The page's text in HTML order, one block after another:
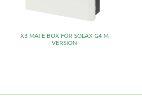
X3 MATE BOX FOR SOLAX G4 M
VERSION